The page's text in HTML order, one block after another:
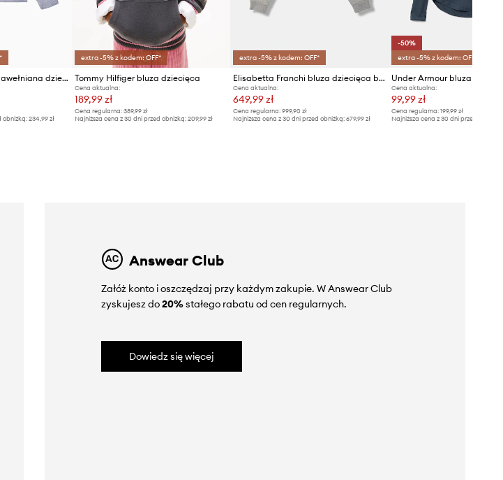
Patrizia Pepe bluza bawełniana dziecięca J315
obniżką: 234,99 zł
extra -5% z kodem: OFF*
Tommy Hilfiger bluza dziecięca
Cena aktualna:
189,99 zł
Cena regularna: 389,99 zł
Najniższa cena z 30 dni przed obniżką: 209,99 zł
extra -5% z kodem: OFF*
Elisabetta Franchi bluza dziecięca bawełniana
Cena aktualna:
649,99 zł
Cena regularna:999,90 zł
Najniższa cena z 30 dni przed obniżką:679,99 zł
-50%
extra -5% z kodem: OFF*
Cena aktualna:
99,99 zł
Cena regularna: 199,99 zł
Najniższa cena z 30 dni przed obniżką:
Answear Club
Załóż konto i oszczędzaj przy każdym zakupie. W Answear Club
zyskujesz do20%stałego rabatu od cen regularnych.
Dowiedz się więcej